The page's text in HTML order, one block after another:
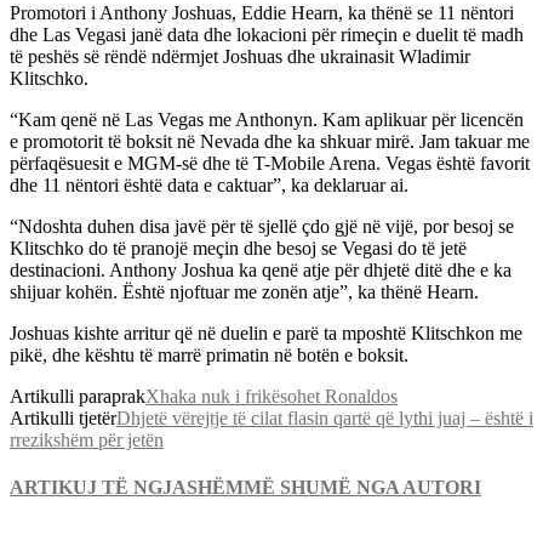
Promotori i Anthony Joshuas, Eddie Hearn, ka thënë se 11 nëntori
dhe Las Vegasi janë data dhe lokacioni për rimeçin e duelit të madh
të peshës së rëndë ndërmjet Joshuas dhe ukrainasit Wladimir
Klitschko.
“Kam qenë në Las Vegas me Anthonyn. Kam aplikuar për licencën
e promotorit të boksit në Nevada dhe ka shkuar mirë. Jam takuar me
përfaqësuesit e MGM-së dhe të T-Mobile Arena. Vegas është favorit
dhe 11 nëntori është data e caktuar”, ka deklaruar ai.
“Ndoshta duhen disa javë për të sjellë çdo gjë në vijë, por besoj se
Klitschko do të pranojë meçin dhe besoj se Vegasi do të jetë
destinacioni. Anthony Joshua ka qenë atje për dhjetë ditë dhe e ka
shijuar kohën. Është njoftuar me zonën atje”, ka thënë Hearn.
Joshuas kishte arritur që në duelin e parë ta mposhtë Klitschkon me
pikë, dhe kështu të marrë primatin në botën e boksit.
Artikulli paraprakXhaka nuk i frikësohet Ronaldos
Artikulli tjetërDhjetë vërejtje të cilat flasin qartë që lythi juaj – është i
rrezikshëm për jetën
ARTIKUJ TË NGJASHËMMË SHUMË NGA AUTORI